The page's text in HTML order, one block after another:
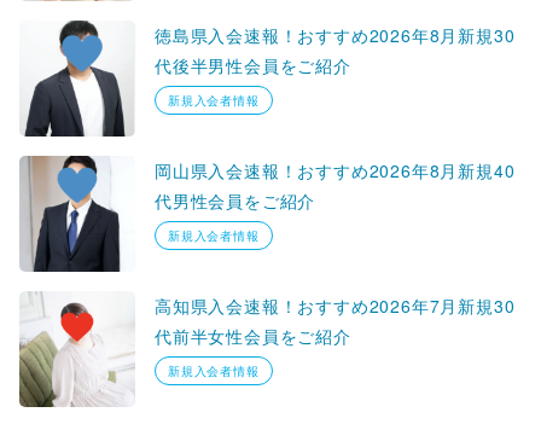
徳島県入会速報！おすすめ2026年8月新規30
代後半男性会員をご紹介
新規入会者情報
岡山県入会速報！おすすめ2026年8月新規40
代男性会員をご紹介
新規入会者情報
高知県入会速報！おすすめ2026年7月新規30
代前半女性会員をご紹介
新規入会者情報